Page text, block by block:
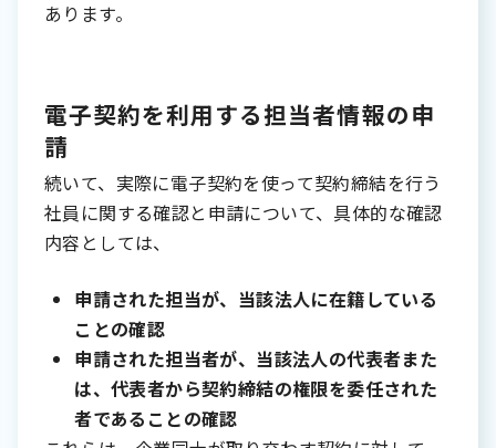
あります。
電子契約を利用する担当者情報の申
請
続いて、実際に電子契約を使って契約締結を行う
社員に関する確認と申請について、具体的な確認
内容としては、
申請された担当が、当該法人に在籍している
ことの確認
申請された担当者が、当該法人の代表者また
は、代表者から契約締結の権限を委任された
者であることの確認